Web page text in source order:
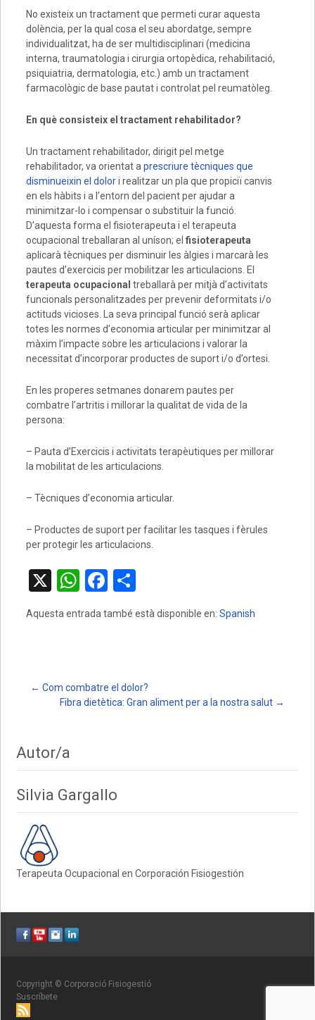
No existeix un tractament que permeti curar aquesta
dolència, per la qual cosa el seu abordatge, sempre
individualitzat, ha de ser multidisciplinari (medicina
interna, traumatologia i cirurgia ortopèdica, rehabilitació,
psiquiatria, dermatologia, etc.) amb un tractament
farmacològic de base pautat i controlat pel reumatòleg.
En quèconsisteix el tractament rehabilitador?
Un tractament rehabilitador, dirigit pel metge
rehabilitador, va orientat a prescriure tècniques que
disminueixin el dolori realitzar un pla que propiciï canvis
en els hàbits i a l’entorn del pacient per ajudar a
minimitzar-lo i compensar o substituir la funció.
D’aquesta forma el fisioterapeuta i el terapeuta
ocupacional treballaran al uníson; el fisioterapeuta
aplicarà tècniques per disminuir les àlgies i marcarà les
pautes d’exercicis per mobilitzar les articulacions. El
terapeuta ocupacional treballarà per mitjà d’activitats
funcionals personalitzades per prevenir deformitats i/o
actituds vicioses.
La seva principal funció serà aplicar
totes les normes d’economia articular per minimitzar al
màxim l’impacte sobre les articulacions i valorar la
necessitat d’incorporar productes de suport i/o d’ortesi.
En les properes setmanes donarem pautes per
combatre l’artritis i millorar la qualitat de vida de la
persona:
– Pauta d’Exercicis i activitats terapèutiques per millorar
la mobilitat de les articulacions.
– Tècniques d’economia articular.
– Productes de suport per facilitar les tasques i fèrules
per protegir les articulacions.
X W
h
at
p
F
ce
o
C
o
m
te
Aquesta entrada també està disponible en: Spanish
Post
navigation
← Com combatre el dolor?
Fibra dietètica: Gran aliment per a la nostra salut →
Autor/a
Silvia Gargallo
Terapeuta Ocupacional en Corporación Fisiogestión
Copyright © Corporació Fisiogestió
Suscríbete